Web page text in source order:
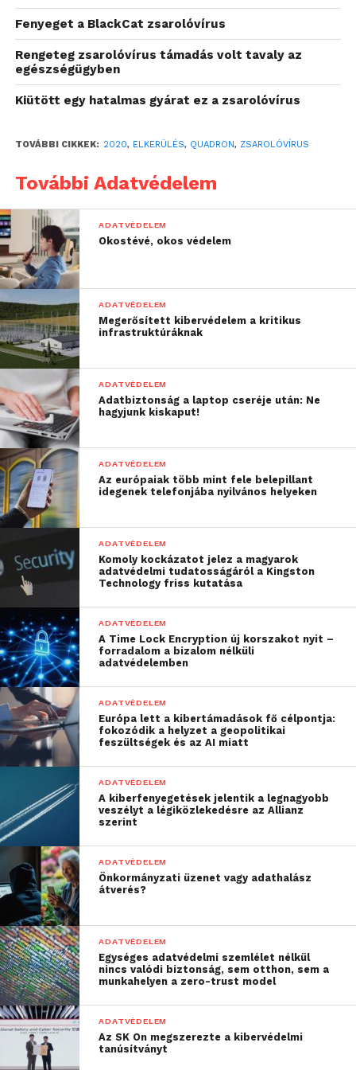
zsarolóvírus-támadás
áldozatai lettek,
támogassuk őket a
rendszerük
helyreállításában és
megerősítésében. Az
eredménye azt mutatja,
hogy a támadások
módszere az utóbbi
időben sokat fejlődött:
ma már nem csak az
adatok titkosítása és
ezek feloldásáért
váltságdíj szedése a cél,
hanem az adatlopás is.
Több olyan esettel
találkoztunk, amikor a
váltságdíj fizetésének
megtagadására a zsaroló
válasza az volt, hogy
ebben az esetben az
ellopott adatokat
nyilvánosságra hozza”
– részletezi Szekeres Balázs, a QUADRON
Kibervédelmi Kft. technológiai vezetője
A zsarolóvírusok eddig is jelentős kockázatokat
hordoztak, azonban az adatlopási funkció
megjelenésével új veszélyek jelentek meg:
de figyelembe kell venni a személyes adatok, az
üzleti titkok és bizalmas belső információk
kiszivárgásának lehetőségét is, amelyek jelentősen
növelhetik mind a jogi, a reputációs és a pénzügyi
kockázatokat is.
Kulcsfontosságú a biztonsági
konfiguráció kialakítása
A zsarolóvírusok új célpontjai elleni védekezés
egyik fontos eleme, hogy kialakítsuk és
folyamatosan ellenőrizzük információs
rendszereink biztonsági konfigurációját
(hardening). Ez érvényes az alkalmazásainkra,
adatbázisainkra, operációs rendszereinkre, hálózati
Fenyeget a BlackCat zsarolóvírus
Rengeteg zsarolóvírus támadás volt tavaly az
egészségügyben
Kiütött egy hatalmas gyárat ez a zsarolóvírus
TOVÁBBI CIKKEK: 2020, ELKERÜLÉS, QUADRON, ZSAROLÓVÍRUS
További Adatvédelem
ADATVÉDELEM
Okostévé, okos védelem
ADATVÉDELEM
Megerősített kibervédelem a kritikus
infrastruktúráknak
ADATVÉDELEM
Adatbiztonság a laptop cseréje után: Ne
hagyjunk kiskaput!
ADATVÉDELEM
Az európaiak több mint fele belepillant
idegenek telefonjába nyilvános helyeken
ADATVÉDELEM
Komoly kockázatot jelez a magyarok
adatvédelmi tudatosságáról a Kingston
Technology friss kutatása
ADATVÉDELEM
A Time Lock Encryption új korszakot nyit –
forradalom a bizalom nélküli
adatvédelemben
ADATVÉDELEM
Európa lett a kibertámadások fő célpontja:
fokozódik a helyzet a geopolitikai
feszültségek és az AI miatt
ADATVÉDELEM
A kiberfenyegetések jelentik a legnagyobb
veszélyt a légiközlekedésre az Allianz
szerint
ADATVÉDELEM
Önkormányzati üzenet vagy adathalász
átverés?
ADATVÉDELEM
Egységes adatvédelmi szemlélet nélkül
nincs valódi biztonság, sem otthon, sem a
munkahelyen a zero-trust model
ADATVÉDELEM
Az SK On megszerezte a kibervédelmi
tanúsítványt